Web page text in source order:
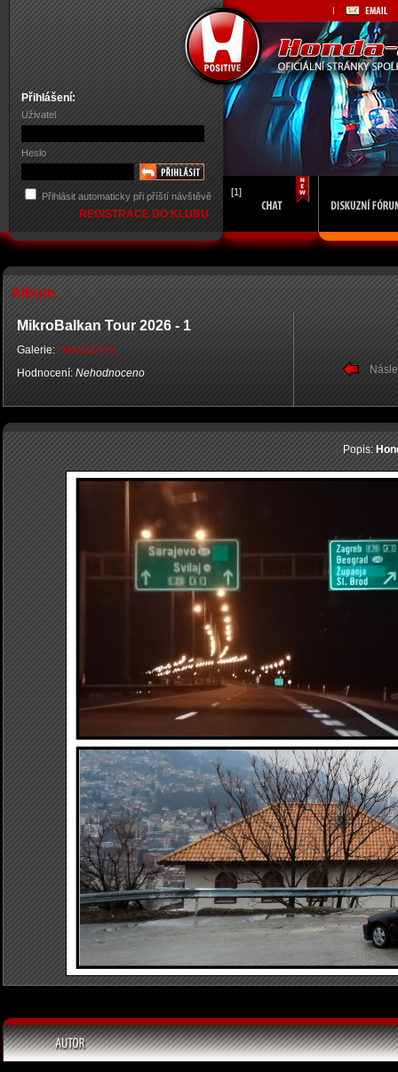
Přihlášení:
Uživatel
Heslo
Přihlásit automaticky při příští návštěvě
REGISTRACE DO KLUBU
[1]
Album
MikroBalkan Tour 2026 - 1
Galerie: HondaDnes
Hodnocení: Nehodnoceno
Popis: